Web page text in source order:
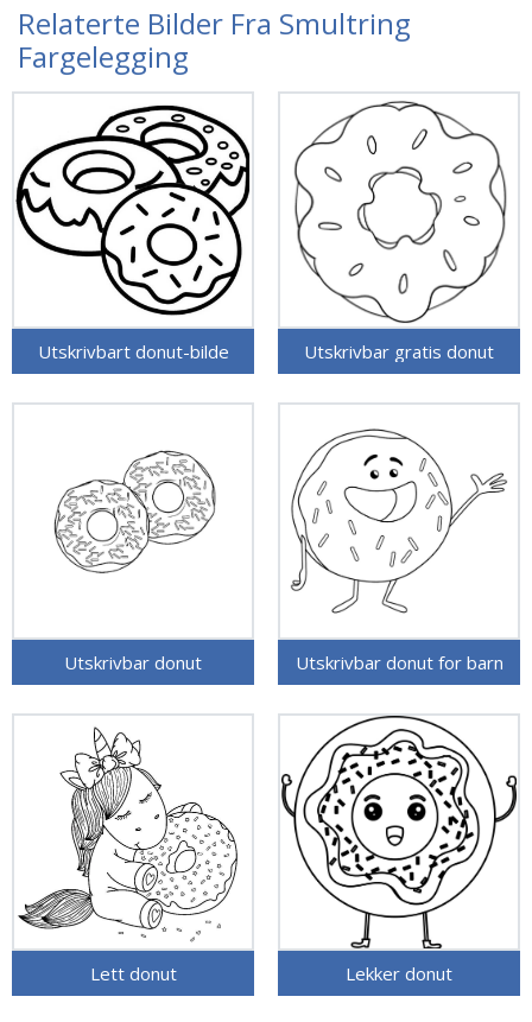
Relaterte Bilder Fra Smultring
Fargelegging
Utskrivbart donut-bilde Utskrivbar gratis donut
Utskrivbar donut Utskrivbar donut for barn
Lett donut Lekker donut